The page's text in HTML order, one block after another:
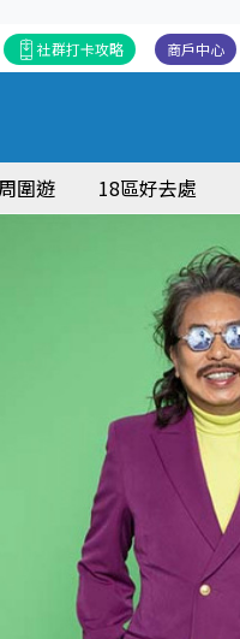
商戶中心
社群打卡攻略
圍遊 18區好去處